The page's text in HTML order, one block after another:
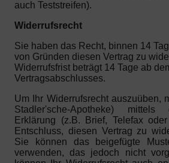
auch Teststreifen).
Widerrufsrecht
Sie haben das Recht, binnen 14
von Gründen diesen Vertrag zu
Widerrufsfrist beträgt 14 Tage ab
Vertragsabschlusses.
Um Ihr Widerrufsrecht auszuüben,
Stadler'sche-Apotheke) mittels
Erklärung (z.B. Brief, Telefax
Entschluss, diesen Vertrag zu
Sie können das beigefügte
verwenden, das jedoch nicht